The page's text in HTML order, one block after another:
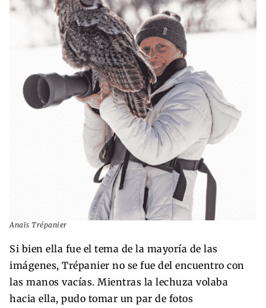
Anaïs Trépanier
Si bien ella fue el tema de la mayoría de las
imágenes, Trépanier no se fue del encuentro con
las manos vacías. Mientras la lechuza volaba
hacia ella, pudo tomar un par de fotos